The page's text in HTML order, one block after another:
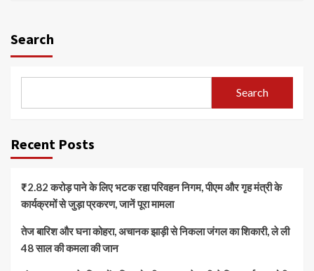
Search
Search
Recent Posts
₹2.82 करोड़ पाने के लिए भटक रहा परिवहन निगम, पीएम और गृह मंत्री के
कार्यक्रमों से जुड़ा प्रकरण, जानें पूरा मामला
तेज बारिश और घना कोहरा, अचानक झाड़ी से निकला जंगल का शिकारी, ले ली
48 साल की कमला की जान